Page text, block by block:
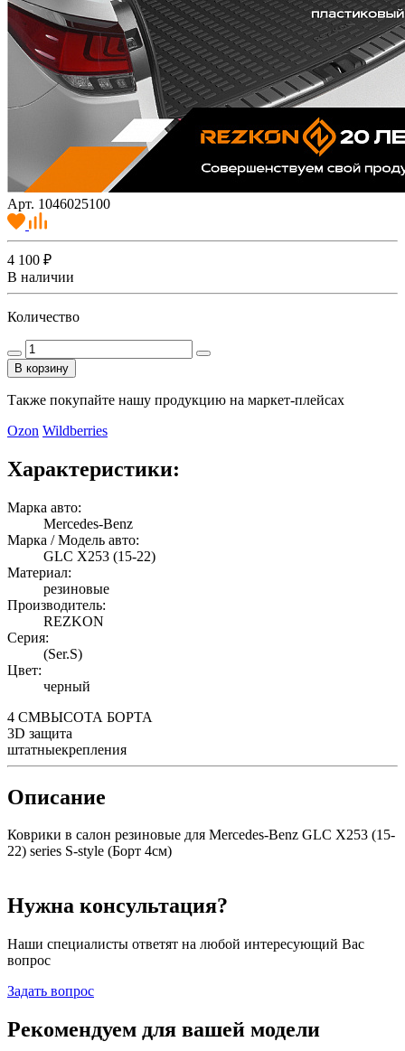
Арт. 1046025100
4 100 ₽
В наличии
Количество
В корзину
Также покупайте нашу продукцию на маркет-плейсах
Ozon Wildberries
Характеристики:
Марка авто:
Mercedes-Benz
Марка / Модель авто:
GLC X253 (15-22)
Материал:
резиновые
Производитель:
REZKON
Серия:
(Ser.S)
Цвет:
черный
4 СМВЫСОТА БОРТА
3D защита
штатныекрепления
Описание
Коврики в салон резиновые для Mercedes-Benz GLC X253 (15-
22) series S-style (Борт 4см)
Нужна консультация?
Наши специалисты ответят на любой интересующий Вас
вопрос
Задать вопрос
Рекомендуем для вашей модели